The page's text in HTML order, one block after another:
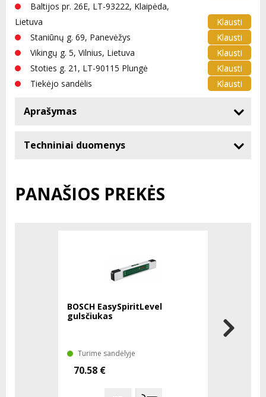
Baltijos pr. 26E, LT-93222, Klaipėda,
Lietuva
Klausti
Staniūnų g. 69, Panevėžys
Klausti
Vikingų g. 5, Vilnius, Lietuva
Klausti
Stoties g. 21, LT-90115 Plungė
Klausti
Tiekėjo sandėlis
Klausti
Aprašymas
Techniniai duomenys
PANAŠIOS PREKĖS
BOSCH EasySpiritLevel
gulsčiukas
Turime sandėlyje
70.58 €